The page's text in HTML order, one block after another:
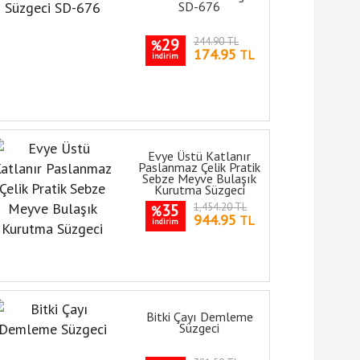
SD-676
%29
indirim
244.90 TL
174.95 TL
Evye Üstü Katlanır
Paslanmaz Çelik Pratik
Sebze Meyve Bulaşık
Kurutma Süzgeci
%35
indirim
1,454.20 TL
944.95 TL
Bitki Çayı Demleme
Süzgeci